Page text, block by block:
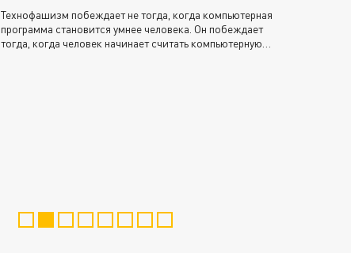
Технофашизм побеждает не тогда, когда компьютерная
программа становится умнее человека. Он побеждает
тогда, когда человек начинает считать компьютерную